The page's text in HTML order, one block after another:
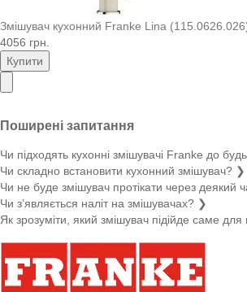
Змішувач кухонний Franke Lina
4056 грн.
Купити
Поширені запитання
Чи підходять кухонні змішувачі Franke до
Чи складно встановити кухонний змішувач? ❯
Чи не буде змішувач протікати через деякий
Чи з’являється наліт на змішувачах? ❯
Як зрозуміти, який змішувач підійде саме для